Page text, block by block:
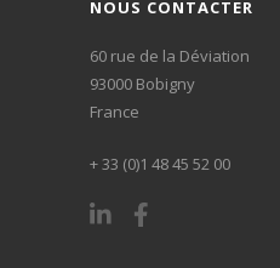
NOUS CONTACTER
60 rue de la Déviation
93000 Bobigny
France
+ 33 (0)1 48 45 52 00